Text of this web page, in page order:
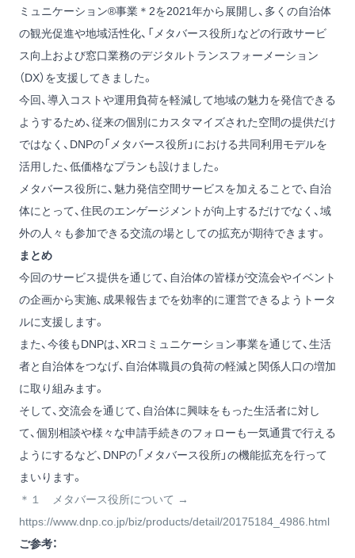
ミュニケーション®事業＊2を2021年から展開し、多くの自治体
の観光促進や地域活性化、「メタバース役所」などの行政サービ
ス向上および窓口業務のデジタルトランスフォーメーション
（DX）を支援してきました。
今回、導入コストや運用負荷を軽減して地域の魅力を発信できる
ようするため、従来の個別にカスタマイズされた空間の提供だけ
ではなく、DNPの「メタバース役所」における共同利用モデルを
活用した、低価格なプランも設けました。
メタバース役所に、魅力発信空間サービスを加えることで、自治
体にとって、住民のエンゲージメントが向上するだけでなく、域
外の人々も参加できる交流の場としての拡充が期待できます。
まとめ
今回のサービス提供を通じて、自治体の皆様が交流会やイベント
の企画から実施、成果報告までを効率的に運営できるようトータ
ルに支援します。
また、今後もDNPは、XRコミュニケーション事業を通じて、生活
者と自治体をつなげ、自治体職員の負荷の軽減と関係人口の増加
に取り組みます。
そして、交流会を通じて、自治体に興味をもった生活者に対し
て、個別相談や様々な申請手続きのフォローも一気通貫で行える
ようにするなど、DNPの「メタバース役所」の機能拡充を行って
まいります。
＊１ メタバース役所について →
https://www.dnp.co.jp/biz/products/detail/20175184_4986.html
ご参考：